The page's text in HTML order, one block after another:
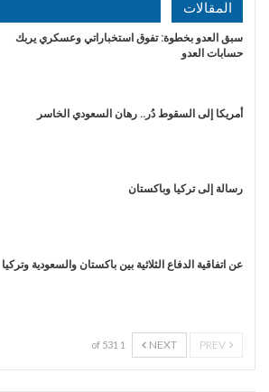
المقالات
سبق العدو بخطوة: تفوق استخباراتي وعسكري يربك
حسابات العدو
أمريكا إلى السقوط دُر.. رهان السعودي الخاسر
رسالة إلى تركيا وباكستان
عن اتفاقية الدفاع الثلاثية بين باكستان والسعودية وتركيا
NEXT
1 of 531